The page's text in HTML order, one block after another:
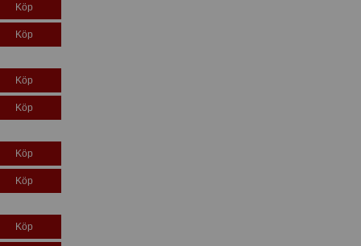
Köp
Köp
Köp
Köp
Köp
Köp
Köp